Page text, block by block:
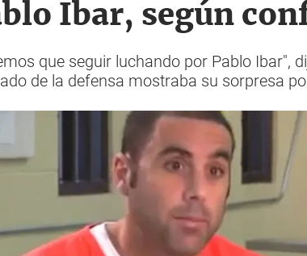
Ibar, según
que seguir luchando por Pablo Ibar",
de la defensa mostraba su sorpresa